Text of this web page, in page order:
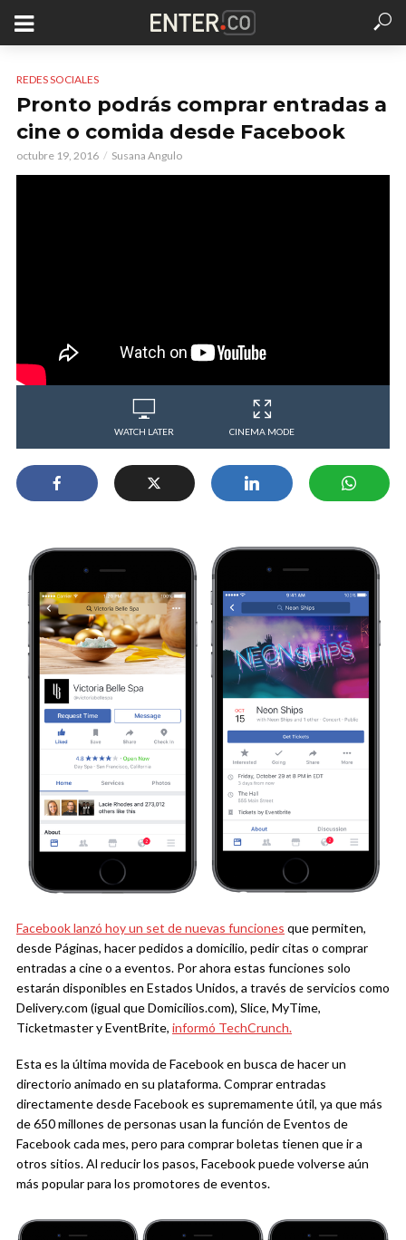
REDES SOCIALES
Pronto podrás comprar entradas a
cine o comida desde Facebook
octubre 19, 2016 Susana Angulo
WATCH LATER CINEMA MODE
Facebook lanzó hoy un set de nuevas funciones que permiten,
desde Páginas, hacer pedidos a domicilio, pedir citas o comprar
entradas a cine o a eventos. Por ahora estas funciones solo
estarán disponibles en Estados Unidos, a través de servicios como
Delivery.com (igual que Domicilios.com), Slice, MyTime,
Ticketmaster y EventBrite, informó TechCrunch.
Esta es la última movida de Facebook en busca de hacer un
directorio animado en su plataforma. Comprar entradas
directamente desde Facebook es supremamente útil, ya que más
de 650 millones de personas usan la función de Eventos de
Facebook cada mes, pero para comprar boletas tienen que ir a
otros sitios. Al reducir los pasos, Facebook puede volverse aún
más popular para los promotores de eventos.